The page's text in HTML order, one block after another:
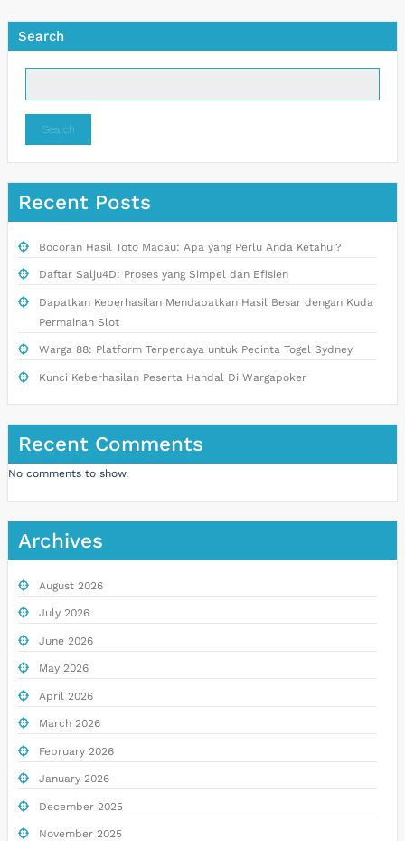
Search
Search
Recent Posts
Bocoran Hasil Toto Macau: Apa yang Perlu Anda Ketahui?
Daftar Salju4D: Proses yang Simpel dan Efisien
Dapatkan Keberhasilan Mendapatkan Hasil Besar dengan Kuda
Permainan Slot
Warga 88: Platform Terpercaya untuk Pecinta Togel Sydney
Kunci Keberhasilan Peserta Handal Di Wargapoker
Recent Comments
No comments to show.
Archives
August 2026
July 2026
June 2026
May 2026
April 2026
March 2026
February 2026
January 2026
December 2025
November 2025